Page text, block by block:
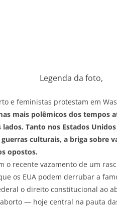
Legenda da foto,
e feministas protestam em
mais polêmicos dos tempos
Tanto nos Estados
culturais, a briga sobre
opostos.
o recente vazamento de um
os EUA podem derrubar a
o direito constitucional ao
— hoje central na pauta